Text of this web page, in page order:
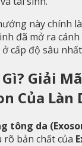
này chính là
đã mở ra cánh
cấp độ sâu
Gì? Giải
Của Làn
tông da
rõ bản chất của